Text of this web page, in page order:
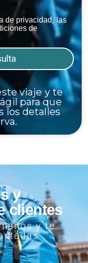
de privacidad , las
de
viaje y te
para que
los detalles
y
clientes
y te